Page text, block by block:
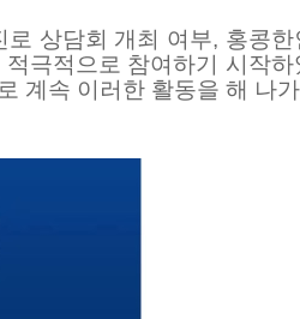
로 상담회 개최 여부, 홍콩
극적으로 참여하기 시작
계속 이러한 활동을 해 나